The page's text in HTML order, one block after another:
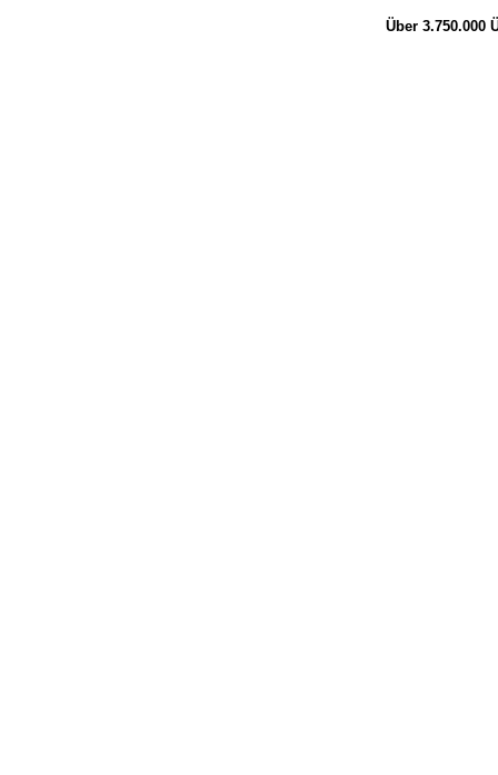
Über 3.750.000